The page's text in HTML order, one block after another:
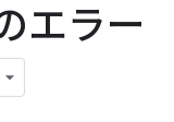
エラー